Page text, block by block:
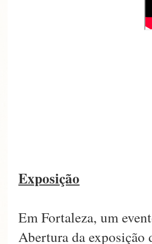
Exposição
Em Fortaleza, um
Abertura da